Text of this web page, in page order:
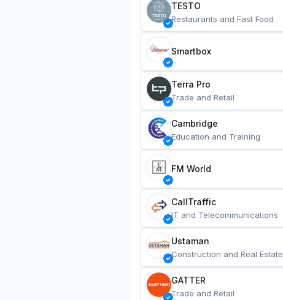
TESTO
Restaurants and Fast Food
Smartbox
Terra Pro
Trade and Retail
Cambridge
Education and Training
FM World
CallTraffic
IT and Telecommunications
Ustaman
Construction and Real Estate
GATTER
Trade and Retail